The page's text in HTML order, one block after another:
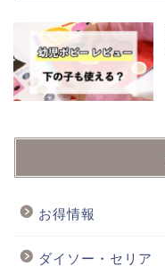
お得情報
ダイソー・セリア